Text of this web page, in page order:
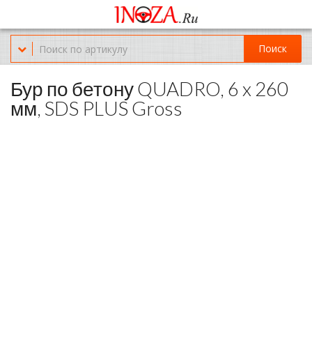
Офис обслуживания г.Краснодар (KRD) Куликова Поля 2 (магазин
Нож-мясо)
8-(967)-300-69-11
Поиск
Бур по бетону QUADRO, 6 x 260
мм, SDS PLUS Gross